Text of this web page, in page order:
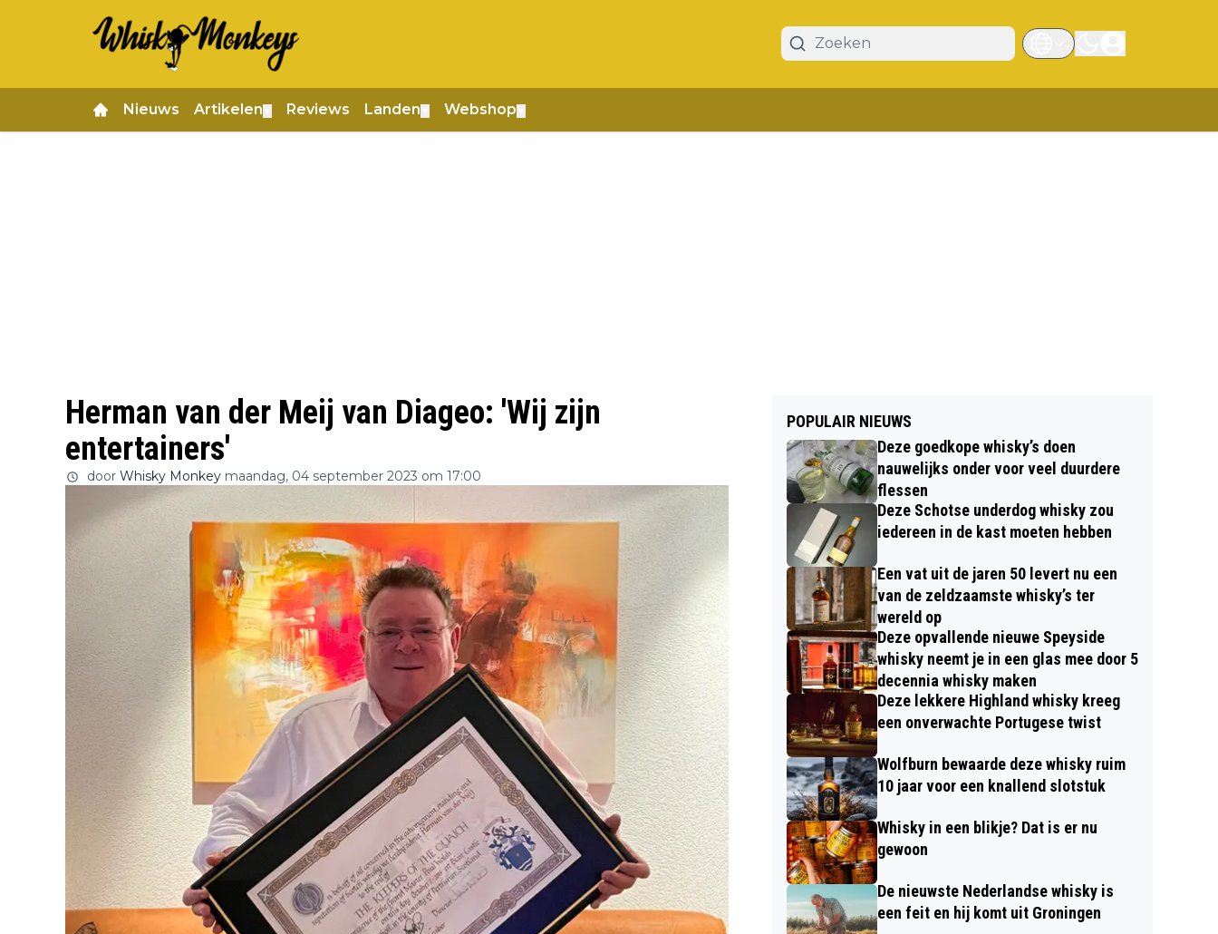
Nieuws Artikelen Reviews Landen Webshop
Herman van der Meij van Diageo: 'Wij zijn
entertainers'
door Whisky Monkey maandag, 04 september 2023 om 17:00
POPULAIR NIEUWS
Deze goedkope whisky’s doen
nauwelijks onder voor veel duurdere
flessen
Deze Schotse underdog whisky zou
iedereen in de kast moeten hebben
Een vat uit de jaren 50 levert nu een
van de zeldzaamste whisky’s ter
wereld op
Deze opvallende nieuwe Speyside
whisky neemt je in een glas mee door 5
decennia whisky maken
Deze lekkere Highland whisky kreeg
een onverwachte Portugese twist
Wolfburn bewaarde deze whisky ruim
10 jaar voor een knallend slotstuk
Whisky in een blikje? Dat is er nu
gewoon
De nieuwste Nederlandse whisky is
een feit en hij komt uit Groningen